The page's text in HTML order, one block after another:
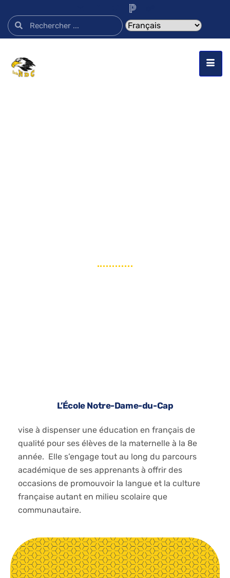
L’École Notre-Dame-du-Cap
vise à dispenser une éducation en français de
qualité pour ses élèves de la maternelle à la 8e
année. Elle s’engage tout au long du parcours
académique de ses apprenants à offrir des
occasions de promouvoir la langue et la culture
française autant en milieu scolaire que
communautaire.